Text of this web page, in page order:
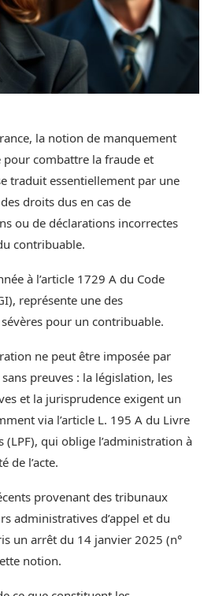
la notion de manquement
pour combattre la fraude et
traduit essentiellement par une
droits dus en cas de
ou de déclarations incorrectes
contribuable.
à l’article 1729 A du Code
représente une des
pour un contribuable.
ne peut être imposée par
preuves : la législation, les
et la jurisprudence exigent un
via l’article L. 195 A du Livre
(LPF), qui oblige l’administration à
de l’acte.
provenant des tribunaux
administratives d’appel et du
un arrêt du 14 janvier 2025 (n°
notion.